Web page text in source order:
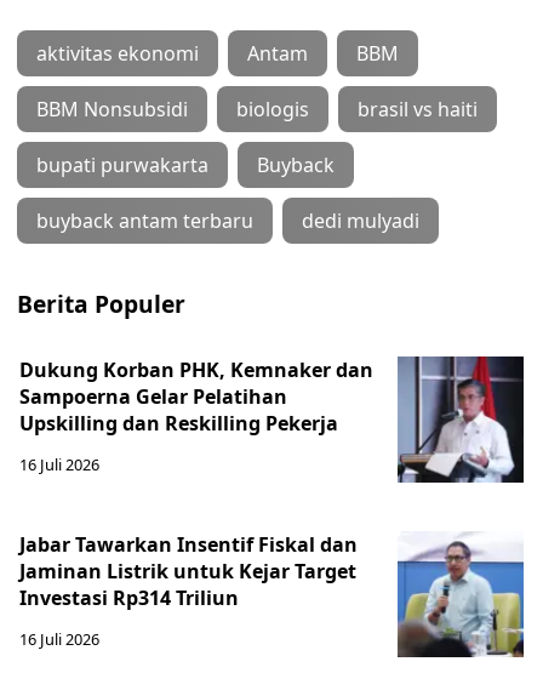
aktivitas ekonomi Antam BBM
BBM Nonsubsidi biologis brasil vs haiti
bupati purwakarta Buyback
buyback antam terbaru dedi mulyadi
Berita Populer
Dukung Korban PHK, Kemnaker dan
Sampoerna Gelar Pelatihan
Upskilling dan Reskilling Pekerja
16 Juli 2026
Jabar Tawarkan Insentif Fiskal dan
Jaminan Listrik untuk Kejar Target
Investasi Rp314 Triliun
16 Juli 2026